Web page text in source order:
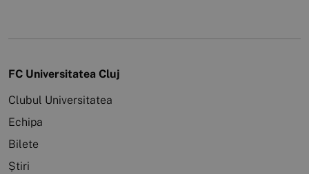
FC Universitatea Cluj
Clubul Universitatea
Echipa
Bilete
Știri